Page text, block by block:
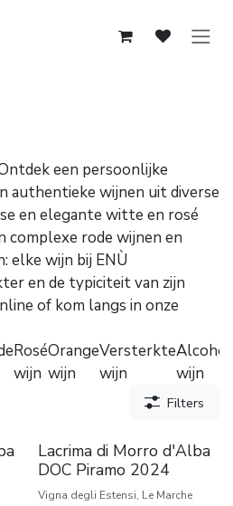
een persoonlijke
authentieke wijnen uit diverse
en elegante witte en rosé
rode wijnen en
elke wijn bij ENÙ
en de typiciteit van zijn
of kom langs in onze
Rosé
wijn
Orange
wijn
Versterkte
wijn
wijn
Filters
Lacrima di Morro d'Alba
DOC Piramo 2024
Vigna degli Estensi, Le Marche